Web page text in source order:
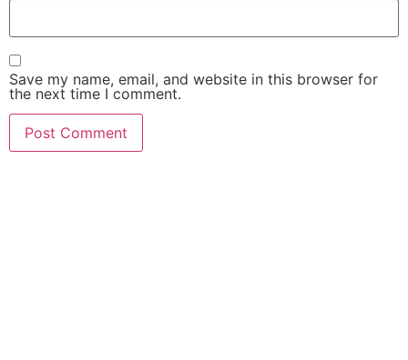
Save my name, email, and website in this browser for
the next time I comment.